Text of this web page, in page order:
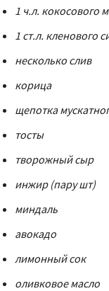
1 ч.л. кокосового
1 ст.л. кленового
несколько слив
корица
щепотка
тосты
творожный сыр
инжир (пару шт)
миндаль
авокадо
лимонный сок
оливковое масло